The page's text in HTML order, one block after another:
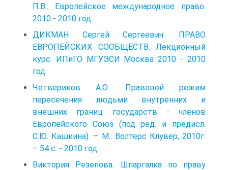
П.В.. Европейское международное право.
2010 - 2010 год
ДИКМАН Сергей Сергеевич. ПРАВО
ЕВРОПЕЙСКИХ СООБЩЕСТВ. Лекционный
курс. ИПиГО МГУЭСИ Москва 2010 - 2010
год
Четвериков А.О.. Правовой режим
пересечения людьми внутренних и
внешних границ государств - членов
Европейского Союз (под ред. и предисл.
С.Ю. Кашкина). – М.: Волтерс Клувер, 2010г.
– 54 с. - 2010 год
Виктория Резепова. Шпаргалка по праву